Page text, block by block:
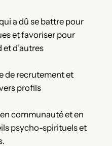
a dû se battre pour
et favoriser pour
d’autres
de recrutement et
profils
communauté et en
psycho-spirituels et